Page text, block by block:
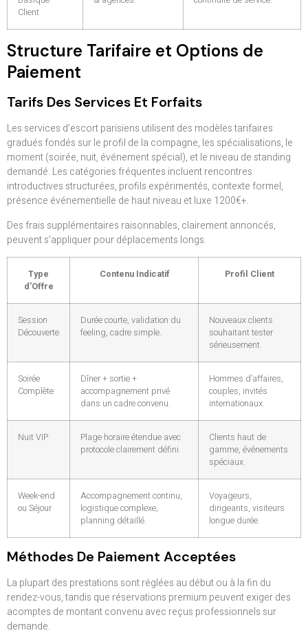
Client
Structure Tarifaire et Options de
Paiement
Tarifs Des Services Et Forfaits
Les services d’escort parisiens utilisent des modèles tarifaires
gradués fondés sur le profil de la compagne, les spécialisations, le
moment (soirée, nuit, événement spécial), et le niveau de standing
demandé. Les catégories fréquentes incluent rencontres
introductives structurées, profils expérimentés, contexte formel,
présence événementielle de haut niveau et luxe 1200€+.
Des frais supplémentaires raisonnables, clairement annoncés,
peuvent s’appliquer pour déplacements longs.
Type
d’Offre
Contenu Indicatif Profil Client
Session
Découverte
Durée courte, validation du
feeling, cadre simple.
Nouveaux clients
souhaitant tester
sérieusement.
Soirée
Complète
Dîner + sortie +
accompagnement privé
dans un cadre convenu.
Hommes d’affaires,
couples, invités
internationaux.
Nuit VIP
Plage horaire étendue avec
protocole clairement défini.
Clients haut de
gamme, événements
spéciaux.
Week-end
ou Séjour
Accompagnement continu,
logistique complexe,
planning détaillé.
Voyageurs,
dirigeants, visiteurs
longue durée.
Méthodes De Paiement Acceptées
La plupart des prestations sont réglées au début ou à la fin du
rendez-vous, tandis que réservations premium peuvent exiger des
acomptes de montant convenu avec reçus professionnels sur
demande.